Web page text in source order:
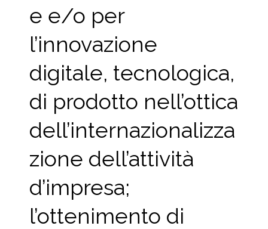
e e/o per
l’innovazione
digitale, tecnologica,
di prodotto nell’ottica
dell’internazionalizza
zione dell’attività
d’impresa;
l’ottenimento di